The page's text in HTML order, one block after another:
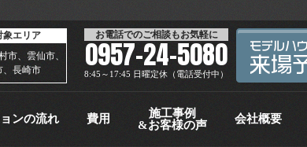
象エリア
市、雲仙市、
、長崎市
お電話でのご相談もお気軽に
0957-24-5080
8:45～17:45 日曜定休（電話受付中）
ンの流れ 費用
施工事例
&お客様の声
会社概要